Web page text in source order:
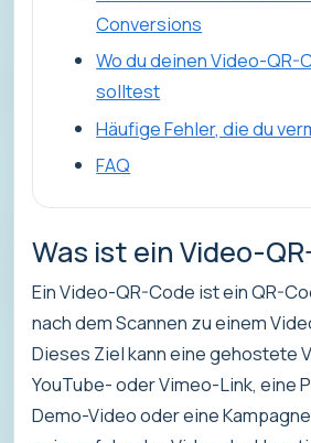
Conversions
Wo du deinen Video-
solltest
Häufige Fehler, die du
FAQ
Was ist ein Video-
Ein Video-QR-Code ist ein QR-
nach dem Scannen zu einem
Dieses Ziel kann eine gehostete
YouTube- oder Vimeo-Link, eine
Demo-Video oder eine